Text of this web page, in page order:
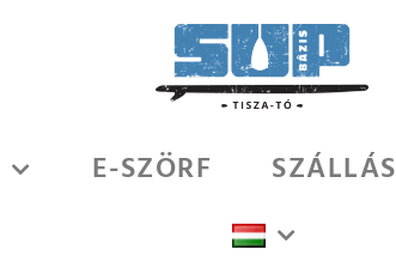
E-SZÖRF SZÁLLÁS